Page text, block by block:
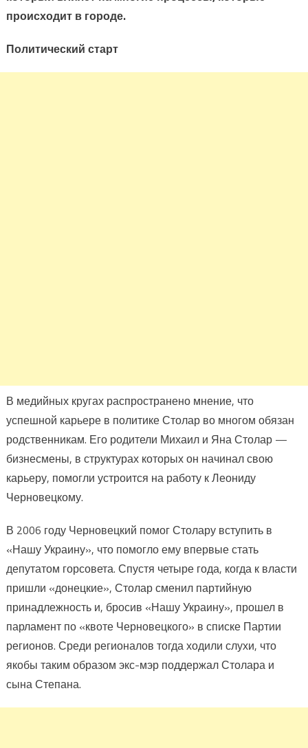
происходит в городе.
Политический старт
В медийных кругах распространено мнение, что
успешной карьере в политике Столар во многом обязан
родственникам. Его родители Михаил и Яна Столар —
бизнесмены, в структурах которых он начинал свою
карьеру, помогли устроится на работу к Леониду
Черновецкому.
В 2006 году Черновецкий помог Столару вступить в
«Нашу Украину», что помогло ему впервые стать
депутатом горсовета. Спустя четыре года, когда к власти
пришли «донецкие», Столар сменил партийную
принадлежность и, бросив «Нашу Украину», прошел в
парламент по «квоте Черновецкого» в списке Партии
регионов. Среди регионалов тогда ходили слухи, что
якобы таким образом экс-мэр поддержал Столара и
сына Степана.